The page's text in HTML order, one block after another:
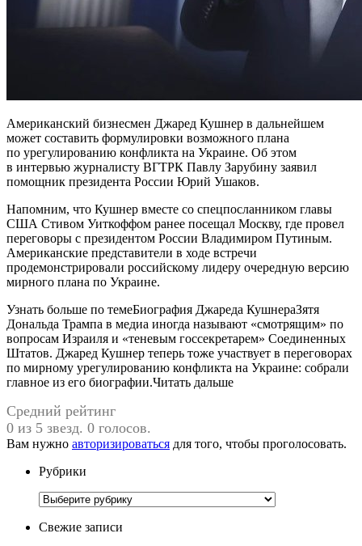
Американский бизнесмен Джаред Кушнер в дальнейшем
может составить формулировки возможного плана
по урегулированию конфликта на Украине. Об этом
в интервью журналисту ВГТРК Павлу Зарубину заявил
помощник президента России Юрий Ушаков.
Напомним, что Кушнер вместе со спецпосланником главы
США Стивом Уиткоффом ранее посещал Москву, где провел
переговоры с президентом России Владимиром Путиным.
Американские представители в ходе встречи
продемонстрировали российскому лидеру очередную версию
мирного плана по Украине.
Узнать больше по темеБиография Джареда КушнераЗятя
Дональда Трампа в медиа иногда называют «смотрящим» по
вопросам Израиля и «теневым госсекретарем» Соединенных
Штатов. Джаред Кушнер теперь тоже участвует в переговорах
по мирному урегулированию конфликта на Украине: собрали
главное из его биографии.Читать дальше
Средний рейтинг
0 из 5 звезд. 0 голосов.
Вам нужно авторизироваться для того, чтобы проголосовать.
Рубрики
Рубрики
Свежие записи